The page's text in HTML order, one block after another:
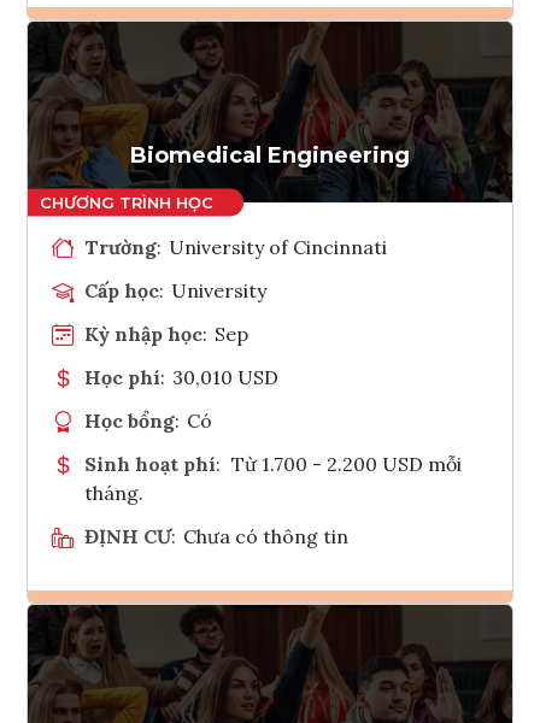
Ghi danh
Tham vấn Interlink
Biomedical Engineering
Trường: University of Cincinnati
Cấp học: University
Kỳ nhập học: Sep
Học phí: 30,010 USD
Học bổng: Có
Sinh hoạt phí: Từ 1.700 - 2.200 USD mỗi
tháng.
ĐỊNH CƯ: Chưa có thông tin
Ghi danh
Tham vấn Interlink